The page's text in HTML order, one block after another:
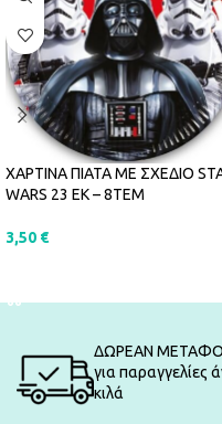
ΧΑΡΤΙΝΑ ΠΙΑΤΑ ΜΕ ΣΧΕΔΙΟ
WARS 23 ΕΚ – 8ΤΕΜ
3,50 €
ΔΩΡΕΑΝ
για παραγγελίες
κιλά